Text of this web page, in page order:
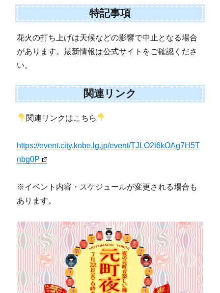
特記事項
花火の打ち上げは天候などの影響で中止となる場合
があります。最新情報は公式サイトをご確認くださ
い。
関連リンク
関連リンクはこちら
https://event.city.kobe.lg.jp/event/TJLO2t6kOAg7H5T
nbg0P
※イベント内容・スケジュールが変更される場合も
あります。